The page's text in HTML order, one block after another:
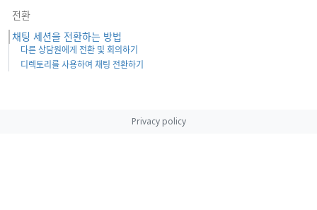
전환
채팅 세션을 전환하는 방법
다른 상담원에게 전환 및 회의하기
디렉토리를 사용하여 채팅 전환하기
Privacy policy